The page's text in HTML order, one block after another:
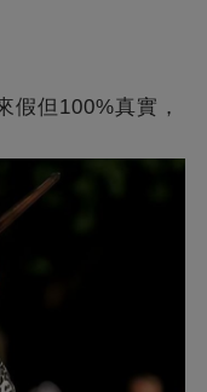
假但100%真實，